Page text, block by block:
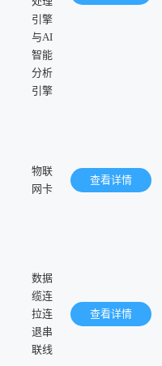
引擎
与AI
智能
分析
引擎
物联
网卡
查看详情
数据
缆连
拉连
退串
联线
查看详情